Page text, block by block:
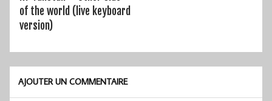
of the world (live keyboard
version)
AJOUTER UN COMMENTAIRE